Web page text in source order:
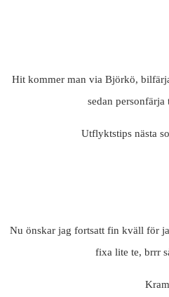
Hit kommer man via Björkö,
sedan
Utflyktstips nästa
Nu önskar jag fortsatt fin kväll för
fixa lite te, brrr
Kram